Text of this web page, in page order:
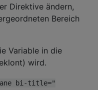
Direktive ändern,
Bereich
Variable in die
wird.
bi-title="